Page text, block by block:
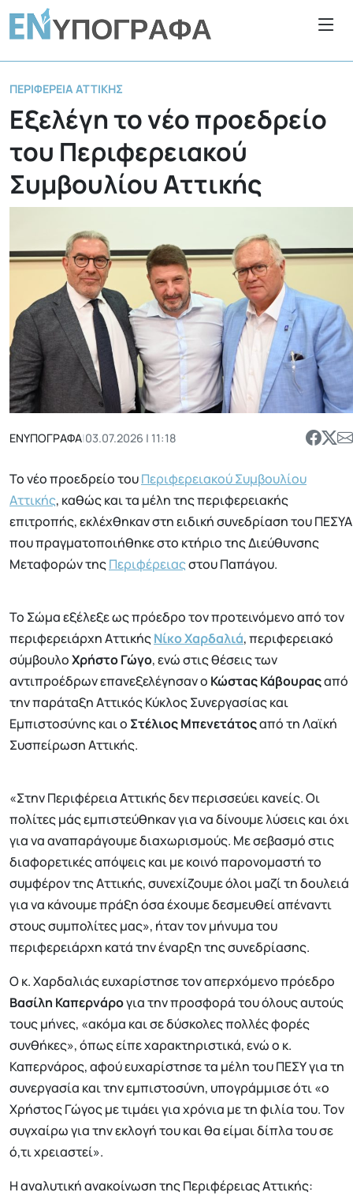
ΠΕΡΙΦΈΡΕΙΑ ΑΤΤΙΚΉΣ
Εξελέγη το νέο προεδρείο
του Περιφερειακού
Συμβουλίου Αττικής
ΕΝΥΠΟΓΡΑΦΑ|03.07.2026 | 11:18
Το νέο προεδρείο τουΠεριφερειακού Συμβουλίου
Αττικής, καθώς και τα μέλη της περιφερειακής
επιτροπής, εκλέχθηκαν στη ειδική συνεδρίαση του ΠΕΣΥΑ
που πραγματοποιήθηκε στο κτήριο της Διεύθυνσης
Μεταφορών τηςΠεριφέρειαςστου Παπάγου.
Το Σώμα εξέλεξε ως πρόεδρο τον προτεινόμενο από τον
περιφερειάρχη ΑττικήςΝίκο Χαρδαλιά, περιφερειακό
σύμβουλοΧρήστο Γώγο, ενώ στις θέσεις των
αντιπροέδρων επανεξελέγησαν ο Κώστας Κάβουραςαπό
την παράταξη Αττικός Κύκλος Συνεργασίας και
Εμπιστοσύνης και ο Στέλιος Μπενετάτοςαπό τη Λαϊκή
Συσπείρωση Αττικής.
«Στην Περιφέρεια Αττικής δεν περισσεύει κανείς. Οι
πολίτες μάς εμπιστεύθηκαν για να δίνουμε λύσεις και όχι
για να αναπαράγουμε διαχωρισμούς. Με σεβασμό στις
διαφορετικές απόψεις και με κοινό παρονομαστή το
συμφέρον της Αττικής, συνεχίζουμε όλοι μαζί τη δουλειά
για να κάνουμε πράξη όσα έχουμε δεσμευθεί απέναντι
στους συμπολίτες μας», ήταν τον μήνυμα του
περιφερειάρχη κατά την έναρξη της συνεδρίασης.
Ο κ. Χαρδαλιάς ευχαρίστησε τον απερχόμενο πρόεδρο
Βασίλη Καπερνάρογια την προσφορά του όλους αυτούς
τους μήνες, «ακόμα και σε δύσκολες πολλές φορές
συνθήκες», όπως είπε χαρακτηριστικά, ενώ ο κ.
Καπερνάρος, αφού ευχαρίστησε τα μέλη του ΠΕΣΥ για τη
συνεργασία και την εμπιστοσύνη, υπογράμμισε ότι «ο
Χρήστος Γώγος με τιμάει για χρόνια με τη φιλία του. Τον
συγχαίρω για την εκλογή του και θα είμαι δίπλα του σε
ό,τι χρειαστεί».
Η αναλυτική ανακοίνωση της Περιφέρειας Αττικής: